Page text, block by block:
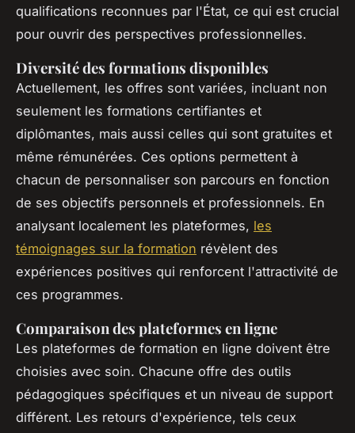
qualifications reconnues par l'État, ce qui est crucial
pour ouvrir des perspectives professionnelles.
Diversité des formations disponibles
Actuellement, les offres sont variées, incluant non
seulement les formations certifiantes et
diplômantes, mais aussi celles qui sont gratuites et
même rémunérées. Ces options permettent à
chacun de personnaliser son parcours en fonction
de ses objectifs personnels et professionnels. En
analysant localement les plateformes, les
témoignages sur la formation révèlent des
expériences positives qui renforcent l'attractivité de
ces programmes.
Comparaison des plateformes en ligne
Les plateformes de formation en ligne doivent être
choisies avec soin. Chacune offre des outils
pédagogiques spécifiques et un niveau de support
différent. Les retours d'expérience, tels ceux